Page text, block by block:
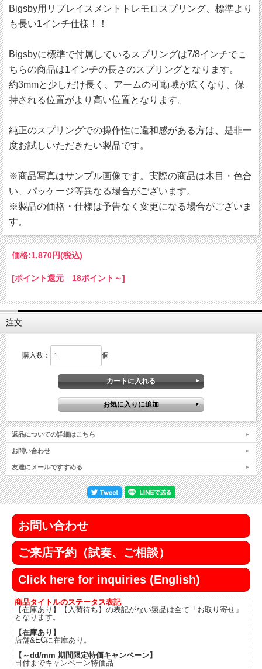
Bigsby用リプレイスメントトレモロスプリング、標準より
も長い1インチ仕様！！
Bigsbyに標準で付属しているスプリングは7/8インチでこ
ちらの商品は1インチの長さのスプリングとなります。
約3mmと少しだけ長く、アームの可動域が広くなり、保
持される位置がより高い位置となります。
純正のスプリングでの操作性に違和感がある方は、是非一
度お試しいただきたい製品です。
※商品写真はサンプル画像です。実際の商品は木目・色合
い、パッケージ等異なる場合がございます。
※製品の価格・仕様は予告なく変更になる場合がございま
す。
価格:1,870円(税込)
[ポイント還元 18ポイント～]
注文
購入数： 個
返品についての詳細はこちら
お問い合わせ
友達にメールですすめる
お問い合わせ
ご来店予約（試奏、ご相談）
Click here for inquiries (English)
商品タイトルのステータス表記
【在庫あり】【入荷待ち】の表記がない製品は全て「お取り寄せ」
となります。
【在庫あり】
店舗&ECに在庫あり。
【～dd/mm 期間限定特価キャンペーン】
日付までキャンペーン特価品